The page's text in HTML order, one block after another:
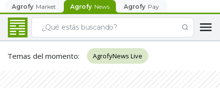
Agrofy Market Agrofy News Agrofy Pay
Temas del momento: AgrofyNews Live